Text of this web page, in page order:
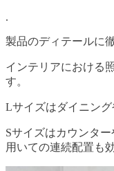
.
製品のディテールに
インテリアにおける
す。
Lサイズはダイニング
Sサイズはカウンタ
用いての連続配置も